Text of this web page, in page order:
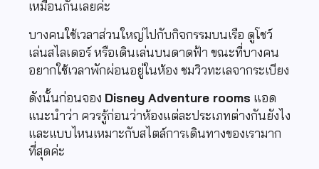
เหมือนกันเลยค่ะ
บางคนใช้เวลาส่วนใหญ่ไปกับกิจกรรมบนเรือ ดูโชว์
เล่นสไลเดอร์ หรือเดินเล่นบนดาดฟ้า ขณะที่บางคน
อยากใช้เวลาพักผ่อนอยู่ในห้อง ชมวิวทะเลจากระเบียง
ดังนั้นก่อนจอง Disney Adventure rooms แอด
แนะนำว่า ควรรู้ก่อนว่าห้องแต่ละประเภทต่างกันยังไง
และแบบไหนเหมาะกับสไตล์การเดินทางของเรามาก
ที่สุดค่ะ